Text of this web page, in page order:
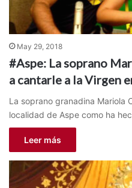
May 29, 2018
#Aspe: La soprano
a cantarle a la Virgen
La soprano granadina Mariola
localidad de Aspe como ha
Leer más